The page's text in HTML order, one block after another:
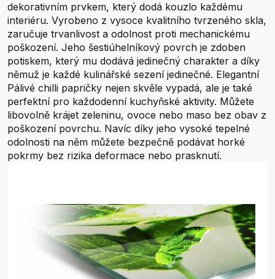
dekorativním prvkem, který dodá kouzlo každému
interiéru. Vyrobeno z vysoce kvalitního tvrzeného skla,
zaručuje trvanlivost a odolnost proti mechanickému
poškození. Jeho šestiúhelníkový povrch je zdoben
potiskem, který mu dodává jedinečný charakter a díky
němuž je každé kulinářské sezení jedinečné. Elegantní
Pálivé chilli papričky nejen skvěle vypadá, ale je také
perfektní pro každodenní kuchyňské aktivity. Můžete
libovolně krájet zeleninu, ovoce nebo maso bez obav z
poškození povrchu. Navíc díky jeho vysoké tepelné
odolnosti na něm můžete bezpečně podávat horké
pokrmy bez rizika deformace nebo prasknutí.